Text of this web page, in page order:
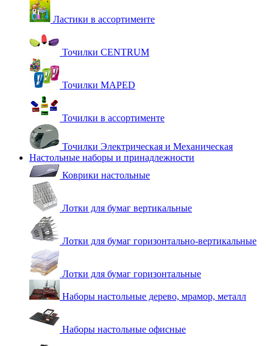
Ластики в ассортименте
Точилки CENTRUM
Точилки MAPED
Точилки в ассортименте
Точилки Электрическая и Механическая
Настольные наборы и принадлежности
Коврики настольные
Лотки для бумаг вертикальные
Лотки для бумаг горизонтально-вертикальные
Лотки для бумаг горизонтальные
Наборы настольные дерево, мрамор, металл
Наборы настольные офисные